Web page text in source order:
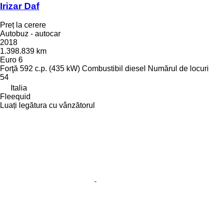
Irizar Daf
Preț la cerere
Autobuz - autocar
2018
1.398.839 km
Euro 6
Forţă 592 c.p. (435 kW) Combustibil diesel Numărul de locuri
54
Italia
Fleequid
Luați legătura cu vânzătorul